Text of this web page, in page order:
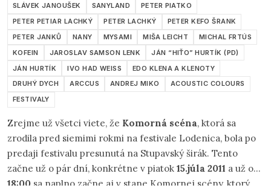
SLÁVEK JANOUŠEK
SANYLAND
PETER PIATKO
PETER PETIAR LACHKÝ
PETER LACHKÝ
PETER KEFO ŠRANK
PETER JANKŮ
NANY MYSAMI MIŠA LEICHT
MICHAL FRTÚS
KOFEIN
JAROSLAV SAMSON LENK
JÁN “HIŤO” HURTÍK (PD)
JÁN HURTÍK
IVO HAD WEISS
EDO KLENA A KLENOTY
DRUHÝ DYCH
ARCCUS ANDREJ MIKO
ACOUSTIC COLOURS
FESTIVALY
Zrejme už všetci viete, že Komorná scéna, ktorá sa
zrodila pred siemimi rokmi na festivale Lodenica, bola po
predaji festivalu presunutá na Stupavský širák. Tento
začne už o pár dní, konkrétne v piatok 15.júla 2011 a už od
18:00 sa naplno začne aj v stane Komornej scény, ktorý